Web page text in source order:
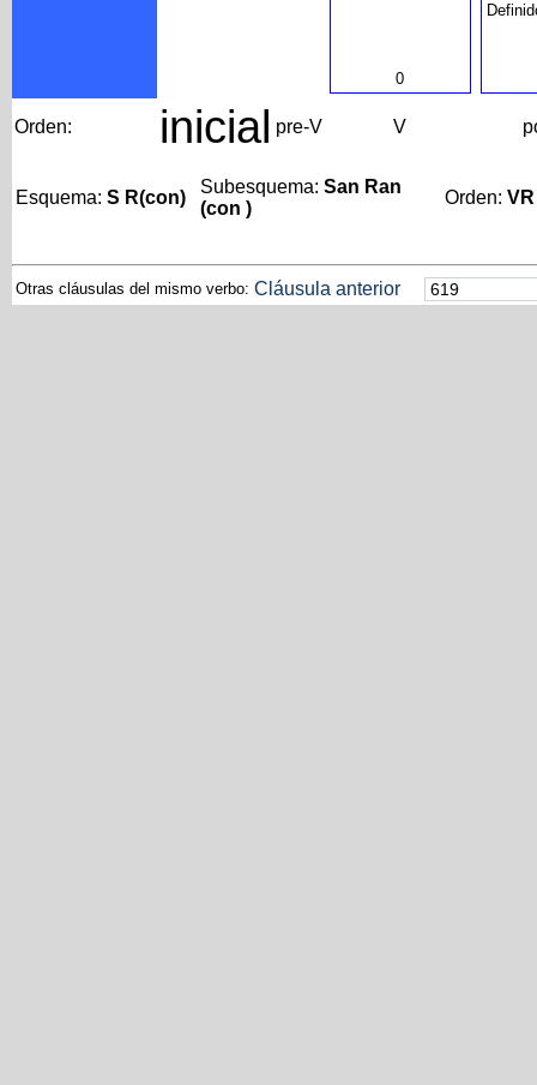
0
Orden: inicial pre-V V
Esquema: S R(con)
Subesquema: San Ran
(con )
Orden: VR
Otras cláusulas del mismo verbo: Cláusula anterior